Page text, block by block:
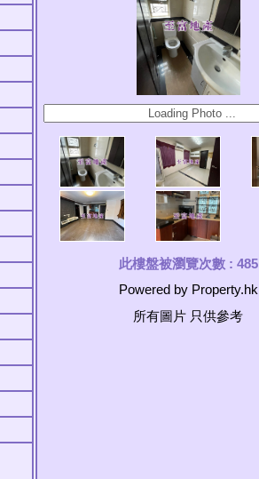
此樓盤被瀏覽次數 : 485
Powered by Property.hk
所有圖片 只供參考